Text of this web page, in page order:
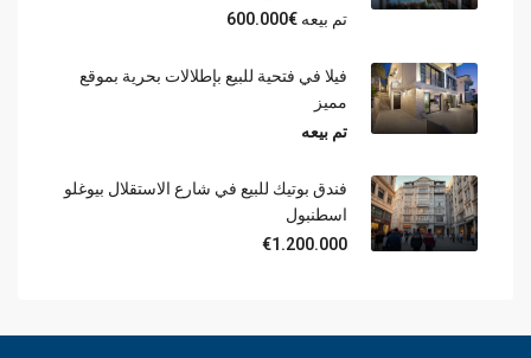
تم بيعه €600.000
فيلا في فتحية للبيع بإطلالات بحرية بموقع
مميز
تم بيعه
فندق بوتيك للبيع في شارع الاستقلال بيوغلو
اسطنبول
€1.200.000